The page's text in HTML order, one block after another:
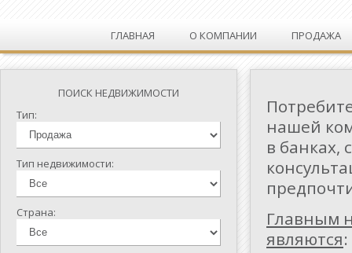
ГЛАВНАЯ О КОМПАНИИ ПРОДАЖА
ПОИСК НЕДВИЖИМОСТИ
Тип:
Тип недвижимости:
Страна:
нашей
в
Главным
являются: